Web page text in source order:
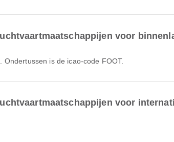
voor
Ondertussen is de icao-code FOOT.
voor